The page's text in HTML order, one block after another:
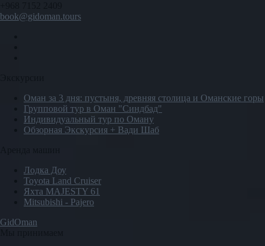
book@gidoman.tours
Оман за 3 дня: пустыня, древняя столица и Оманские горы
Групповой тур в Оман "Синдбад"
Индивидуальный тур по Оману
Обзорная Экскурсия + Вади Шаб
Лодка Доу
Toyota Land Cruiser
Яхта MAJESTY 61
Mitsubishi - Pajero
GidOman